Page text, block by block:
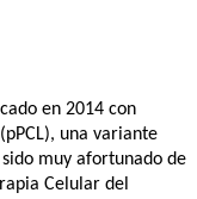
en 2014 con
una variante
muy afortunado de
Celular del